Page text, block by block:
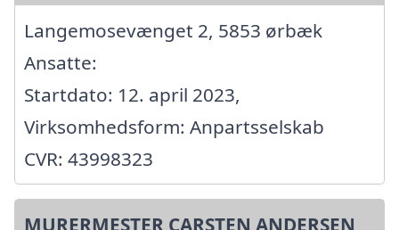
Langemosevænget 2, 5853 ørbæk
Ansatte:
Startdato: 12. april 2023,
Virksomhedsform: Anpartsselskab
CVR: 43998323
MURERMESTER CARSTEN ANDERSEN